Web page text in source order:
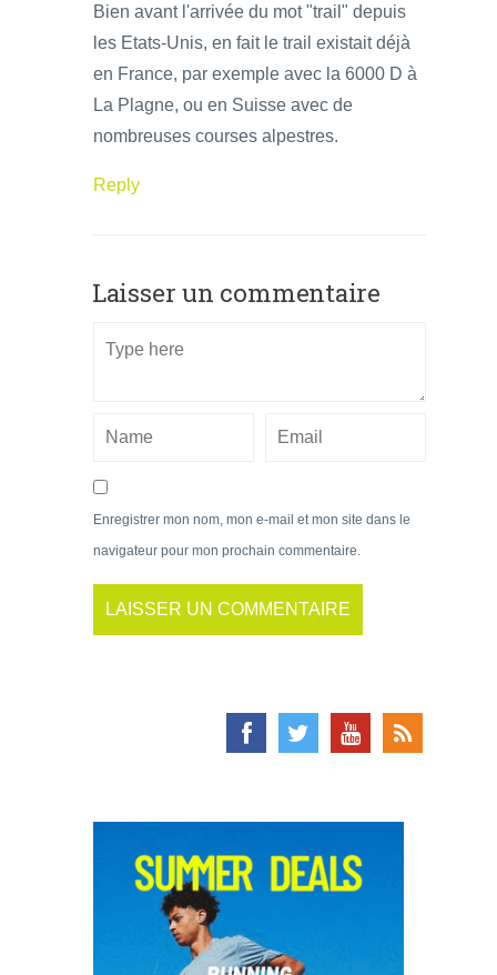
Bien avant l'arrivée du mot "trail" depuis
les Etats-Unis, en fait le trail existait déjà
en France, par exemple avec la 6000 D à
La Plagne, ou en Suisse avec de
nombreuses courses alpestres.
Reply
Laisser un commentaire
Enregistrer mon nom, mon e-mail et mon site dans le
navigateur pour mon prochain commentaire.